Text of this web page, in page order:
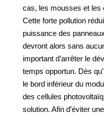
cas, les mousses et les
Cette forte pollution
puissance des
devront alors sans
important d’arrêter le
temps opportun. Dès
le bord inférieur du
des cellules
solution. Afin d’éviter